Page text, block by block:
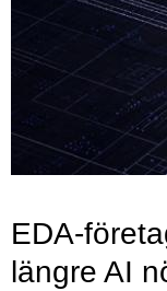
EDA-
längre AI